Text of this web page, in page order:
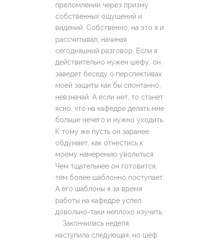
преломлении через призму
собственных ощущений и
видений. Собственно, на это я и
рассчитывал, начиная
сегодняшний разговор. Если я
действительно нужен шефу, он
заведет беседу о перспективах
моей защиты как бы спонтанно,
невзначай. А если нет, то станет
ясно, что на кафедре делать мне
больше нечего и нужно уходить.
К тому же пусть он заранее
обдумает, как отнестись к
моему намерению уволиться.
Чем тщательнее он готовится,
тем более шаблонно поступает.
А его шаблоны я за время
работы на кафедре успел
довольно-таки неплохо изучить.
Закончилась неделя,
наступила следующая, но шеф